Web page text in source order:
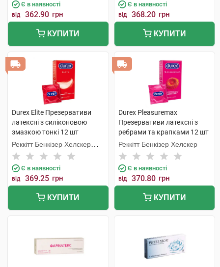
Є в наявності
від 362.90 грн
КУПИТИ
Є в наявності
від 368.20 грн
КУПИТИ
Durex Elite Презервативи
латексні з силіконовою
змазкою тонкі 12 шт
Реккітт Бенкізер Хелскер
Мануфектурінг
Є в наявності
від 369.25 грн
КУПИТИ
Durex Pleasuremax
Презервативи латексні з
ребрами та крапками 12 шт
Реккітт Бенкізер Хелскер
Є в наявності
від 370.80 грн
КУПИТИ